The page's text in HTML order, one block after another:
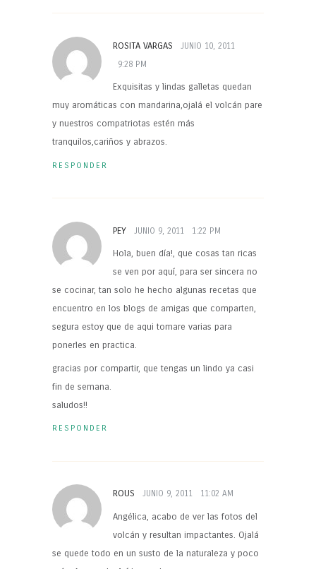
ROSITA VARGAS
JUNIO 10, 2011
9:28 PM
Exquisitas y lindas galletas quedan
muy aromáticas con mandarina,ojalá el volcán pare
y nuestros compatriotas estén más
tranquilos,cariños y abrazos.
RESPONDER
PEY JUNIO 9, 2011 1:22 PM
Hola, buen día!, que cosas tan ricas
se ven por aquí, para ser sincera no
se cocinar, tan solo he hecho algunas recetas que
encuentro en los blogs de amigas que comparten,
segura estoy que de aqui tomare varias para
ponerles en practica.
gracias por compartir, que tengas un lindo ya casi
fin de semana.
saludos!!
RESPONDER
ROUS JUNIO 9, 2011 11:02 AM
Angélica, acabo de ver las fotos del
volcán y resultan impactantes. Ojalá
se quede todo en un susto de la naturaleza y poco